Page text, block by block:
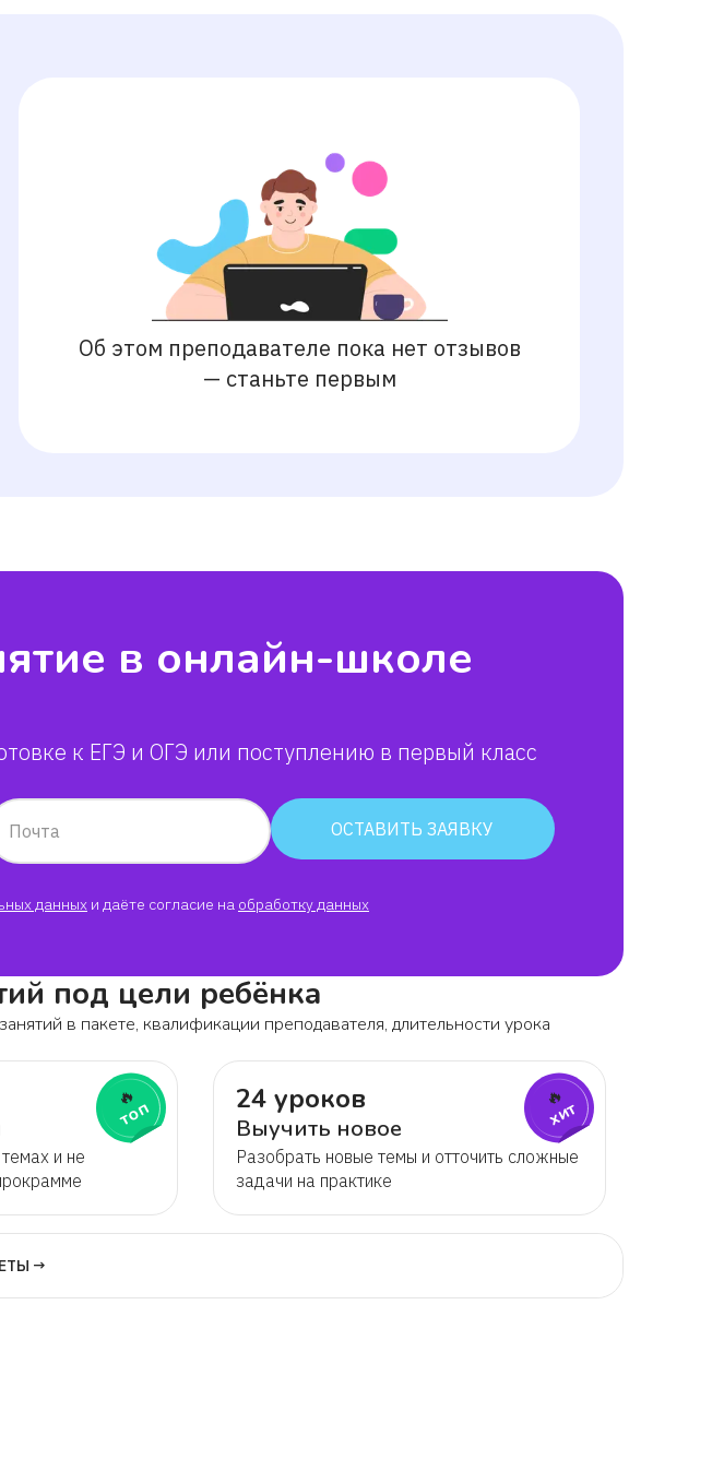
Об этом преподавателе пока нет отзывов
— станьте первым
в онлайн-школе
к ЕГЭ и ОГЭ или поступлению в первый класс
Почта ОСТАВИТЬ ЗАЯВКУ
данных и даёте согласие на обработку данных
под цели ребёнка
в пакете, квалификации преподавателя, длительности урока
и не
🔥
топ 24 уроков
Выучить новое
Разобрать новые темы и отточить сложные
задачи на практике
🔥
хит
→